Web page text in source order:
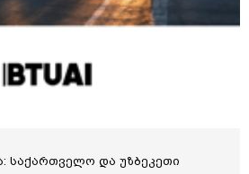
საქართველო და უზბეკეთი